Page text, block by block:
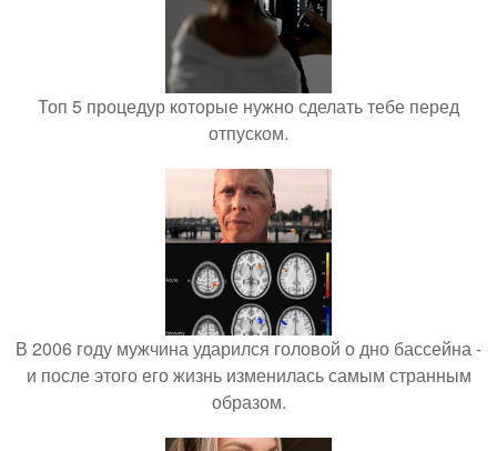
Топ 5 процедур которые нужно сделать тебе перед
отпуском.
В 2006 году мужчина ударился головой о дно бассейна -
и после этого его жизнь изменилась самым странным
образом.